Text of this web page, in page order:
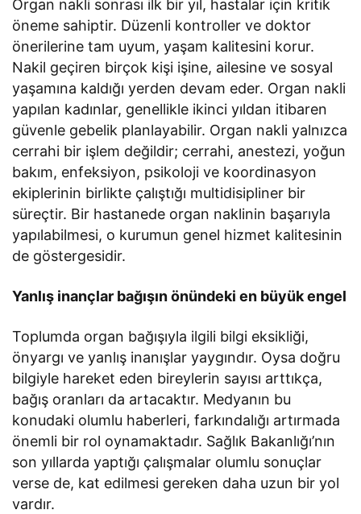
Organ nakli sonrası ilk bir yıl, hastalar için kritik
öneme sahiptir. Düzenli kontroller ve doktor
önerilerine tam uyum, yaşam kalitesini korur.
Nakil geçiren birçok kişi işine, ailesine ve sosyal
yaşamına kaldığı yerden devam eder. Organ nakli
yapılan kadınlar, genellikle ikinci yıldan itibaren
güvenle gebelik planlayabilir. Organ nakli yalnızca
cerrahi bir işlem değildir; cerrahi, anestezi, yoğun
bakım, enfeksiyon, psikoloji ve koordinasyon
ekiplerinin birlikte çalıştığı multidisipliner bir
süreçtir. Bir hastanede organ naklinin başarıyla
yapılabilmesi, o kurumun genel hizmet kalitesinin
de göstergesidir.
Yanlış inançlar bağışın önündeki en büyük engel
Toplumda organ bağışıyla ilgili bilgi eksikliği,
önyargı ve yanlış inanışlar yaygındır. Oysa doğru
bilgiyle hareket eden bireylerin sayısı arttıkça,
bağış oranları da artacaktır. Medyanın bu
konudaki olumlu haberleri, farkındalığı artırmada
önemli bir rol oynamaktadır. Sağlık Bakanlığı’nın
son yıllarda yaptığı çalışmalar olumlu sonuçlar
verse de, kat edilmesi gereken daha uzun bir yol
vardır.